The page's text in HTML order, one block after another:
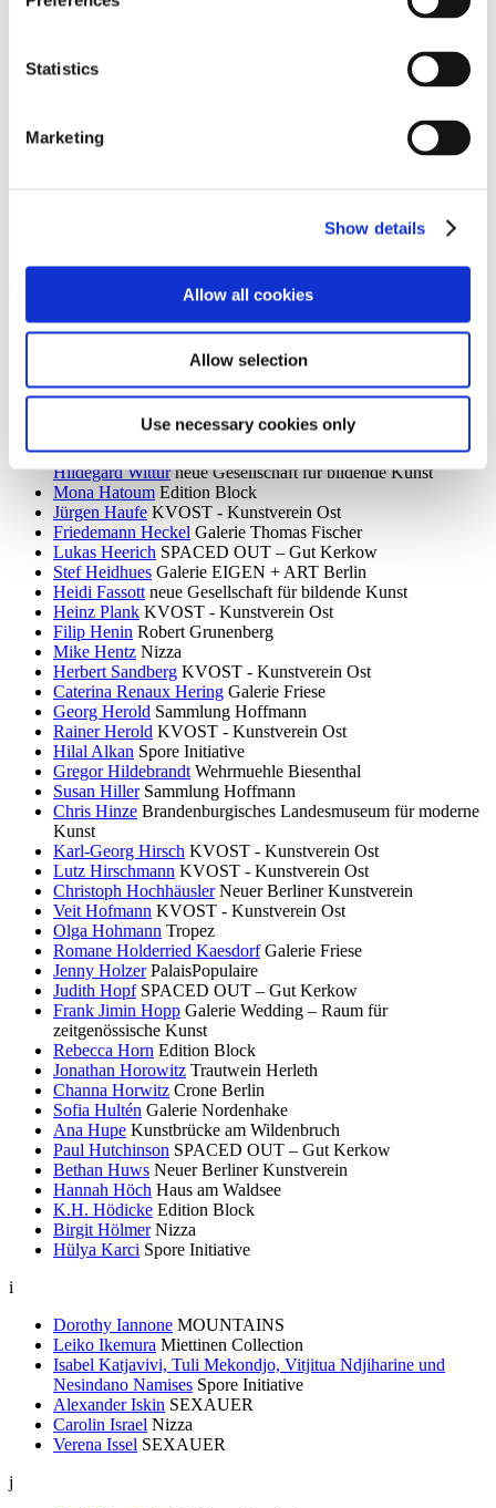
Statistics
Marketing
Show details
Allow all cookies
Allow selection
Use necessary cookies only
Monika Grabuschnigg
SPACED OUT – Gut Kerkow
Isabelle Graeff
Martin Groß
Kunstraum Kreuzberg/Bethanien
KVOST - Kunstverein Ost
Robert Haas Haus am Waldsee
Galerie Nordenhake
Villa Schöningen
Richard Hamilton Edition Block
KVOST - Kunstverein Ost
Harald Krainer, Lutz Marx, Herbert Meyer, Veronika Patzuda,
Hildegard Wittur neue Gesellschaft für bildende Kunst
Mona Hatoum Edition Block
Jürgen Haufe KVOST - Kunstverein Ost
Friedemann Heckel Galerie Thomas Fischer
Lukas Heerich SPACED OUT – Gut Kerkow
Stef Heidhues Galerie EIGEN + ART Berlin
Heidi Fassott neue Gesellschaft für bildende Kunst
Heinz Plank KVOST - Kunstverein Ost
Filip Henin Robert Grunenberg
Mike Hentz Nizza
Herbert Sandberg KVOST - Kunstverein Ost
Caterina Renaux Hering Galerie Friese
Georg Herold Sammlung Hoffmann
Rainer Herold KVOST - Kunstverein Ost
Hilal Alkan Spore Initiative
Gregor Hildebrandt Wehrmuehle Biesenthal
Susan Hiller Sammlung Hoffmann
Chris Hinze Brandenburgisches Landesmuseum für moderne
Kunst
Karl-Georg Hirsch KVOST - Kunstverein Ost
Lutz Hirschmann KVOST - Kunstverein Ost
Christoph Hochhäusler Neuer Berliner Kunstverein
Veit Hofmann KVOST - Kunstverein Ost
Olga Hohmann Tropez
Romane Holderried Kaesdorf Galerie Friese
Jenny Holzer PalaisPopulaire
Judith Hopf SPACED OUT – Gut Kerkow
Frank Jimin Hopp Galerie Wedding – Raum für
zeitgenössische Kunst
Rebecca Horn Edition Block
Jonathan Horowitz Trautwein Herleth
Channa Horwitz Crone Berlin
Sofia Hultén Galerie Nordenhake
Ana Hupe Kunstbrücke am Wildenbruch
Paul Hutchinson SPACED OUT – Gut Kerkow
Bethan Huws Neuer Berliner Kunstverein
Hannah Höch Haus am Waldsee
K.H. Hödicke Edition Block
Birgit Hölmer Nizza
Hülya Karci Spore Initiative
i
Dorothy Iannone MOUNTAINS
Leiko Ikemura Miettinen Collection
Isabel Katjavivi, Tuli Mekondjo, Vitjitua Ndjiharine und
Nesindano Namises Spore Initiative
Alexander Iskin SEXAUER
Carolin Israel Nizza
Verena Issel SEXAUER
j